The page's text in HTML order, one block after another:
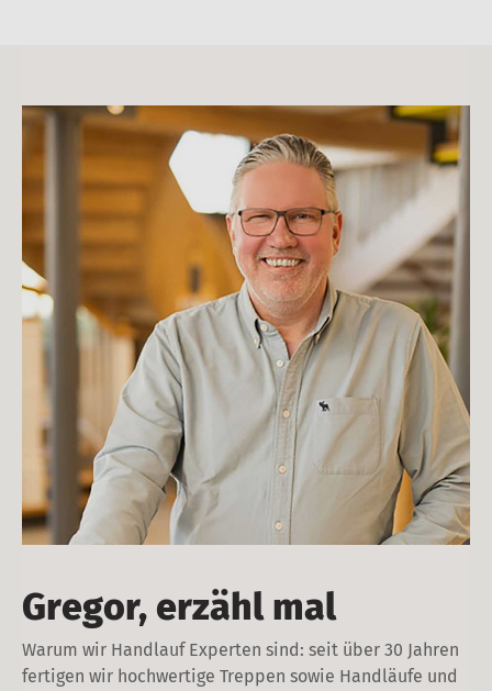
Gregor, erzähl mal
Warum wir Handlauf Experten sind: seit über 30 Jahren
fertigen wir hochwertige Treppen sowie Handläufe und